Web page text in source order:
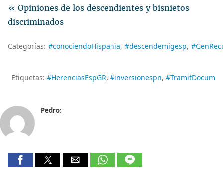
« Opiniones de los descendientes y bisnietos
discriminados
Categorías: #conociendoHispania #descendemigesp
Etiquetas: #HerenciasEspGR #inversionespn #TramitDocum
Pedro: